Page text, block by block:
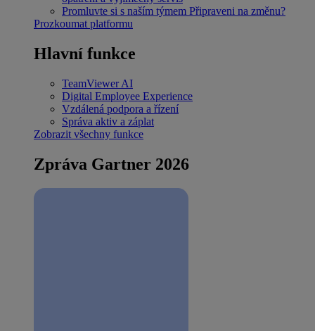
Promluvte si s naším týmem Připraveni na změnu?
Prozkoumat platformu
Hlavní funkce
TeamViewer AI
Digital Employee Experience
Vzdálená podpora a řízení
Správa aktiv a záplat
Zobrazit všechny funkce
Zpráva Gartner 2026